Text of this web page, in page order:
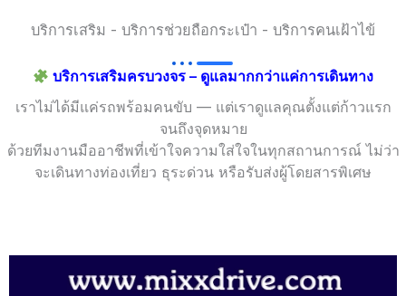
บริการเสริม - บริการช่วยถือกระเป๋า - บริการคนเฝ้าไข้
บริการเสริมครบวงจร – ดูแลมากกว่าแค่การเดินทาง
เราไม่ได้มีแค่รถพร้อมคนขับ — แต่เราดูแลคุณตั้งแต่ก้าวแรก
จนถึงจุดหมาย
ด้วยทีมงานมืออาชีพที่เข้าใจความใส่ใจในทุกสถานการณ์ ไม่ว่า
จะเดินทางท่องเที่ยว ธุระด่วน หรือรับส่งผู้โดยสารพิเศษ